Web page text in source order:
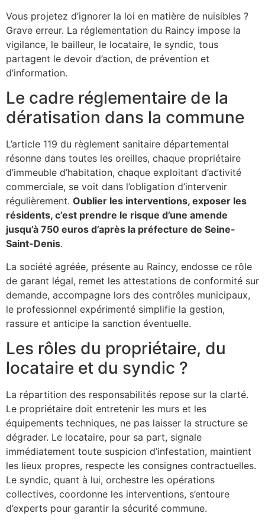
Vous projetez d’ignorer la loi en matière de nuisibles ?
Grave erreur. La réglementation du Raincy impose la
vigilance, le bailleur, le locataire, le syndic, tous
partagent le devoir d’action, de prévention et
d’information.
Le cadre réglementaire de la
dératisation dans la commune
L’article 119 du règlement sanitaire départemental
résonne dans toutes les oreilles, chaque propriétaire
d’immeuble d’habitation, chaque exploitant d’activité
commerciale, se voit dans l’obligation d’intervenir
régulièrement. Oublier les interventions, exposer les
résidents, c’est prendre le risque d’une amende
jusqu’à 750 euros d’après la préfecture de Seine-
Saint-Denis.
La société agréée, présente au Raincy, endosse ce rôle
de garant légal, remet les attestations de conformité sur
demande, accompagne lors des contrôles municipaux,
le professionnel expérimenté simplifie la gestion,
rassure et anticipe la sanction éventuelle.
Les rôles du propriétaire, du
locataire et du syndic ?
La répartition des responsabilités repose sur la clarté.
Le propriétaire doit entretenir les murs et les
équipements techniques, ne pas laisser la structure se
dégrader. Le locataire, pour sa part, signale
immédiatement toute suspicion d’infestation, maintient
les lieux propres, respecte les consignes contractuelles.
Le syndic, quant à lui, orchestre les opérations
collectives, coordonne les interventions, s’entoure
d’experts pour garantir la sécurité commune.